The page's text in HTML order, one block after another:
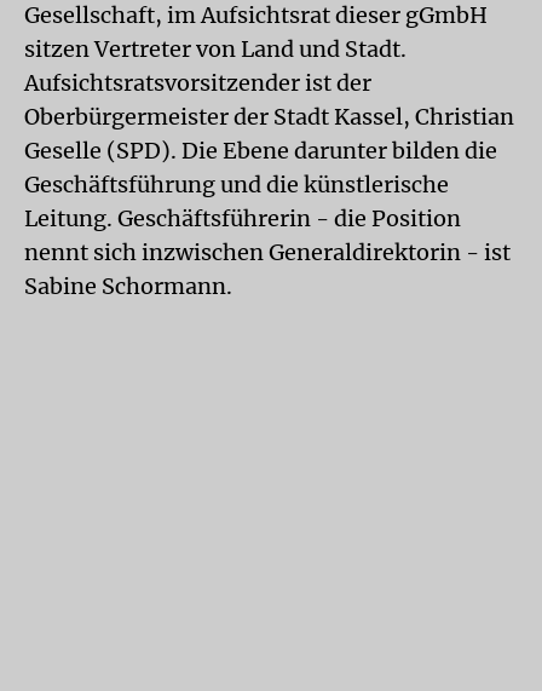
Gesellschaft, im Aufsichtsrat dieser gGmbH
sitzen Vertreter von Land und Stadt.
Aufsichtsratsvorsitzender ist der
Oberbürgermeister der Stadt Kassel, Christian
Geselle (SPD). Die Ebene darunter bilden die
Geschäftsführung und die künstlerische
Leitung. Geschäftsführerin - die Position
nennt sich inzwischen Generaldirektorin - ist
Sabine Schormann.